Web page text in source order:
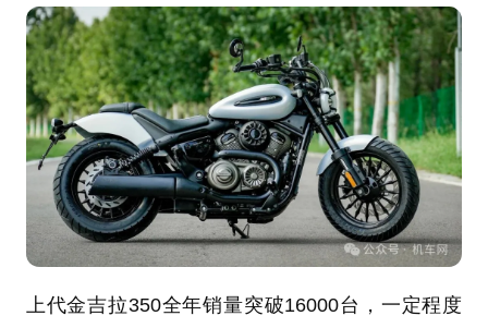
上代金吉拉350全年销量突破16000台，一定程度